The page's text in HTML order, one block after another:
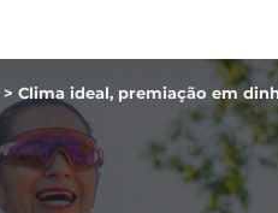
> Clima ideal, premiação em